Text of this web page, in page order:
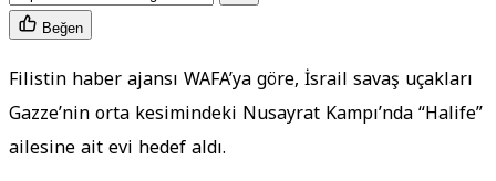
Beğen
Filistin haber ajansı WAFA’ya göre, İsrail savaş uçakları
Gazze’nin orta kesimindeki Nusayrat Kampı’nda “Halife”
ailesine ait evi hedef aldı.